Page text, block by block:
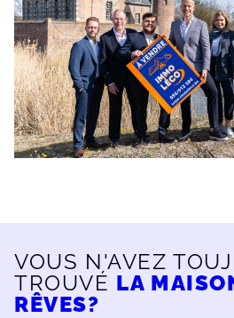
VOUS N'AVEZ
TROUVÉ LA
RÊVES?